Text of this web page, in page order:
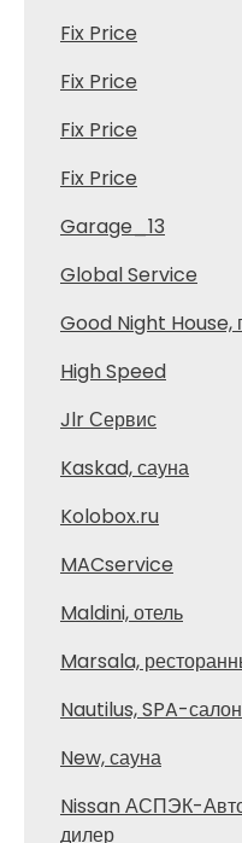
Fix Price
Fix Price
Fix Price
Fix Price
Garage_13
Global Service
Good Night House,
High Speed
Jlr Сервис
Kaskad, сауна
Kolobox.ru
MACservice
Maldini, отель
Marsala,
Nautilus, SPA-салон
New, сауна
Nissan АСПЭК-
дилер